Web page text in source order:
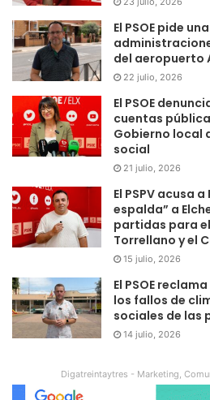
El PSOE pide
del aeropuerto
22 julio, 2026
El PSOE
cuentas
Gobierno local
social
21 julio, 2026
El PSPV acusa
espalda” a
partidas para
Torrellano y el
15 julio, 2026
El PSOE
los fallos de
sociales de las
14 julio, 2026
Digatreintaytres - Marketing,